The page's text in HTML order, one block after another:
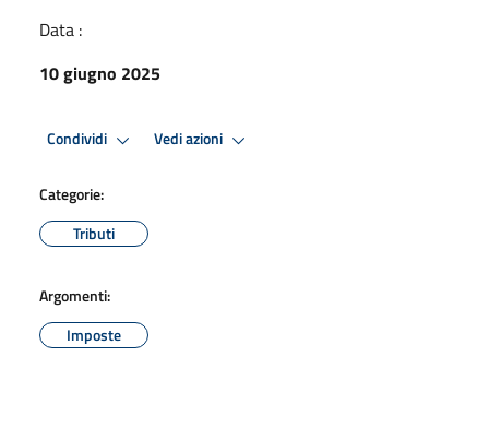
Data :
10 giugno 2025
Condividi Vedi azioni
Categorie:
Tributi
Argomenti:
Imposte